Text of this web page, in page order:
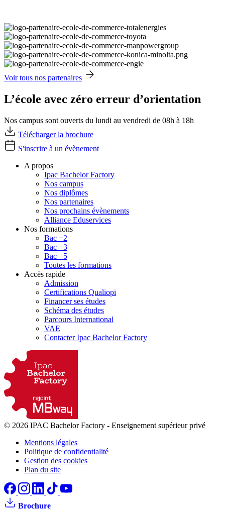
Voir tous nos partenaires
L’école avec zéro erreur d’orientation
Nos campus sont ouverts du lundi au vendredi de 08h à 18h
Télécharger la brochure
S'inscrire à un évènement
A propos
Ipac Bachelor Factory
Nos campus
Nos diplômes
Nos partenaires
Nos prochains évènements
Alliance Eduservices
Nos formations
Bac +2
Bac +3
Bac +5
Toutes les formations
Accès rapide
Admission
Certifications Qualiopi
Financer ses études
Schéma des études
Parcours International
VAE
Contacter Ipac Bachelor Factory
© 2026 IPAC Bachelor Factory - Enseignement supérieur privé
Mentions légales
Politique de confidentialité
Gestion des cookies
Plan du site
Brochure